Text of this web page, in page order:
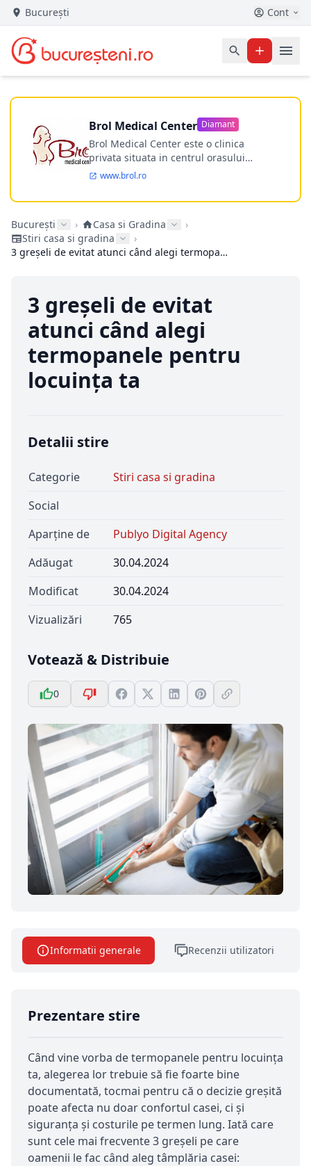
București Cont
Brol Medical Center Diamant
Brol Medical Center este o clinica
privata situata in centrul orasului
Timisoara avand o experienta de
Incepand din anul 2009 clinica isi
ultramodern.
www.brol.ro
București › Casa si Gradina
›
Stiri casa si gradina
›
3 greșeli de evitat atunci când alegi termopanele pentru locuința ta
3 greșeli de evitat
atunci când alegi
termopanele pentru
locuința ta
Detalii stire
Categorie
Stiri casa si gradina
Social
Aparține de
Publyo Digital Agency
Adăugat
30.04.2024
Modificat
30.04.2024
Vizualizări
765
Votează & Distribuie
0
Informatii generale Recenzii utilizatori
Prezentare stire
Când vine vorba de termopanele pentru locuința
ta, alegerea lor trebuie să fie foarte bine
documentată, tocmai pentru că o decizie greșită
poate afecta nu doar confortul casei, ci și
siguranța și costurile pe termen lung. Iată care
sunt cele mai frecvente 3 greșeli pe care
oamenii le fac când aleg tâmplăria casei: